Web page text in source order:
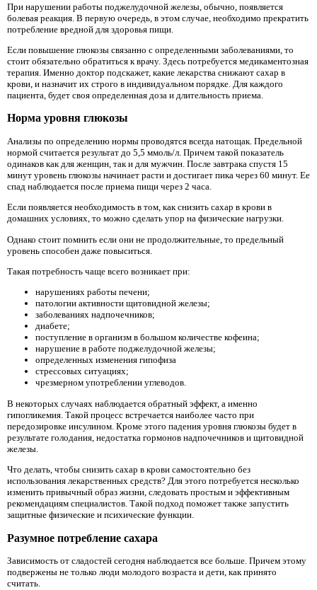
При нарушении работы поджелудочной железы, обычно, появляется
болевая реакция. В первую очередь, в этом случае, необходимо прекратить
потребление вредной для здоровья пищи.
Если повышение глюкозы связанно с определенными заболеваниями, то
стоит обязательно обратиться к врачу. Здесь потребуется медикаментозная
терапия. Именно доктор подскажет, какие лекарства снижают сахар в
крови, и назначит их строго в индивидуальном порядке. Для каждого
пациента, будет своя определенная доза и длительность приема.
Норма уровня глюкозы
Анализы по определению нормы проводятся всегда натощак. Предельной
нормой считается результат до 5,5 ммоль/л. Причем такой показатель
одинаков как для женщин, так и для мужчин. После завтрака спустя 15
минут уровень глюкозы начинает расти и достигает пика через 60 минут. Ее
спад наблюдается после приема пищи через 2 часа.
Если появляется необходимость в том, как снизить сахар в крови в
домашних условиях, то можно сделать упор на физические нагрузки.
Однако стоит помнить если они не продолжительные, то предельный
уровень способен даже повыситься.
Такая потребность чаще всего возникает при:
нарушениях работы печени;
патологии активности щитовидной железы;
заболеваниях надпочечников;
диабете;
поступление в организм в большом количестве кофеина;
нарушение в работе поджелудочной железы;
определенных изменения гипофиза
стрессовых ситуациях;
чрезмерном употреблении углеводов.
В некоторых случаях наблюдается обратный эффект, а именно
гипогликемия. Такой процесс встречается наиболее часто при
передозировке инсулином. Кроме этого падения уровня глюкозы будет в
результате голодания, недостатка гормонов надпочечников и щитовидной
железы.
Что делать, чтобы снизить сахар в крови самостоятельно без
использования лекарственных средств? Для этого потребуется несколько
изменить привычный образ жизни, следовать простым и эффективным
рекомендациям специалистов. Такой подход поможет также запустить
защитные физические и психические функции.
Разумное потребление сахара
Зависимость от сладостей сегодня наблюдается все больше. Причем этому
подвержены не только люди молодого возраста и дети, как принято
считать.